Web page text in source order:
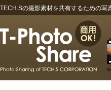
TECH.Sの撮影素材を共有するための